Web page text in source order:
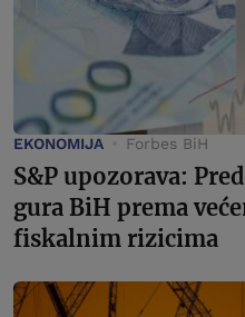
EKONOMIJA Forbes BiH
S&P upozorava:
gura BiH prema
fiskalnim rizicima